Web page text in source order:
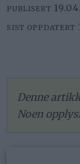
PUBLISERT
SIST OPPDATERT
Denne
Noen